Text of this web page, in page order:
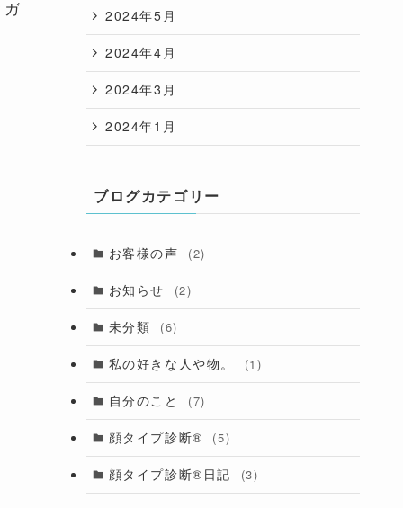
2024年5月
2024年4月
2024年3月
2024年1月
ブログカテゴリー
お客様の声 (2)
お知らせ (2)
未分類 (6)
私の好きな人や物。 (1)
自分のこと (7)
顔タイプ診断®︎ (5)
顔タイプ診断®︎日記 (3)